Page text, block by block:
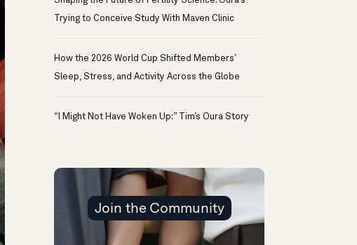
Trying to Conceive Study With Maven Clinic
How the 2026 World Cup Shifted Members’
Sleep, Stress, and Activity Across the Globe
“I Might Not Have Woken Up:” Tim’s Oura Story
Join the Community